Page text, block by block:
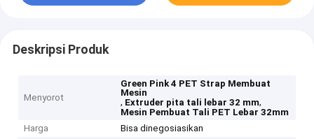
Deskripsi Produk
Menyorot
Green Pink 4 PET Strap Membuat
Mesin
, Extruder pita tali lebar 32 mm,
Mesin Pembuat Tali PET Lebar 32mm
Harga
Bisa dinegosiasikan